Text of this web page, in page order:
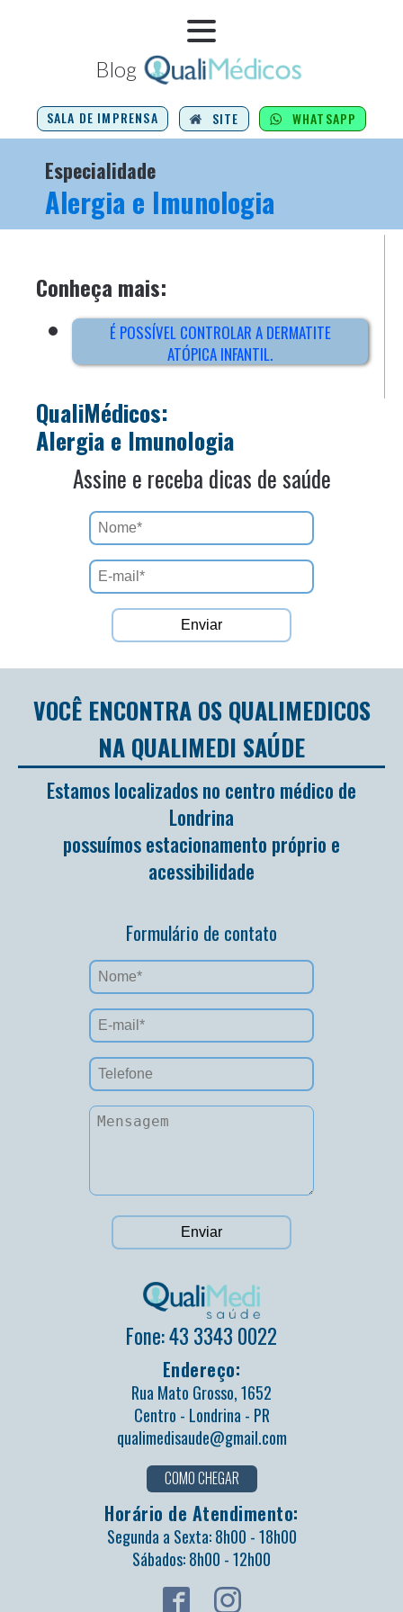
Blog
SALA DE IMPRENSA SITE WHATSAPP
Especialidade
Alergia e Imunologia
Conheça mais:
É possível controlar a dermatite
atópica infantil.
QualiMédicos:
Alergia e Imunologia
Assine e receba dicas de saúde
VOCÊ ENCONTRA OS QUALIMEDICOS
NA QUALIMEDI SAÚDE
Estamos localizados no centro médico de
Londrina
possuímos estacionamento próprio e
acessibilidade
Formulário de contato
Fone: 43 3343 0022
Endereço:
Rua Mato Grosso, 1652
Centro - Londrina - PR
qualimedisaude@gmail.com
COMO CHEGAR
Horário de Atendimento:
Segunda a Sexta: 8h00 - 18h00
Sábados: 8h00 - 12h00